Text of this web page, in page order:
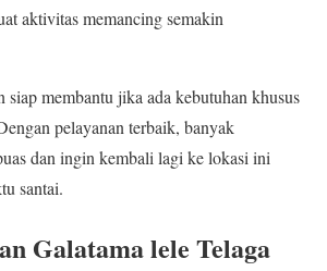
aktivitas memancing semakin
siap membantu jika ada kebutuhan khusus
pelayanan terbaik, banyak
dan ingin kembali lagi ke lokasi ini
santai.
Galatama lele Telaga